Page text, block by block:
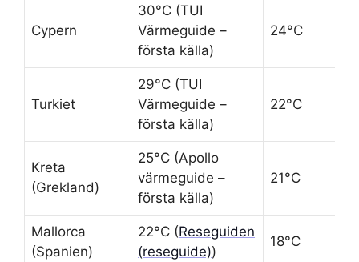
Cypern
30°C (TUI
Värmeguide –
första källa)
24°C
Turkiet
29°C (TUI
Värmeguide –
första källa)
22°C
Kreta
(Grekland)
25°C (Apollo
värmeguide –
första källa)
21°C
Mallorca
(Spanien)
22°C (Reseguiden
(reseguide))
18°C